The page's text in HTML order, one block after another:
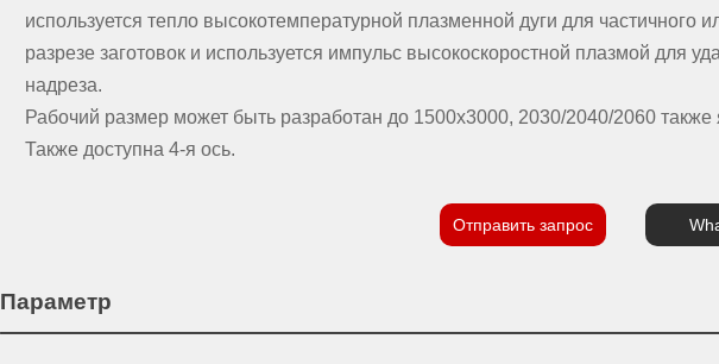
используется тепло высокотемпературной плазменной дуги для частичного
разрезе заготовок и используется импульс высокоскоростной плазмой для
надреза.
Рабочий размер может быть разработан до 1500x3000, 2030/2040/2060 также
Также доступна 4-я ось.
Отправить запрос
Параметр